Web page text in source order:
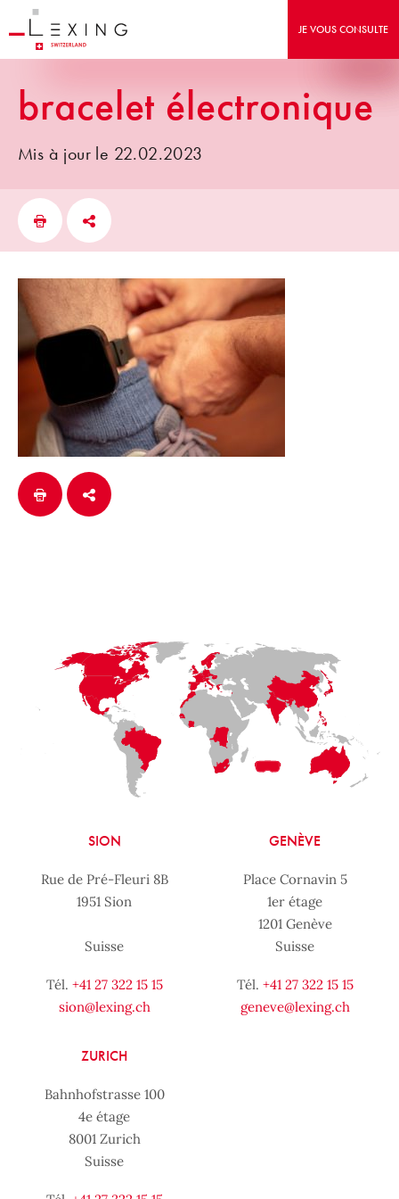
JE VOUS CONSULTE
bracelet électronique
Mis à jour le 22.02.2023
SION
Rue de Pré-Fleuri 8B
1951 Sion
Suisse
Tél. +41 27 322 15 15
sion@lexing.ch
GENÈVE
Place Cornavin 5
1er étage
1201 Genève
Suisse
Tél. +41 27 322 15 15
geneve@lexing.ch
ZURICH
Bahnhofstrasse 100
4e étage
8001 Zurich
Suisse